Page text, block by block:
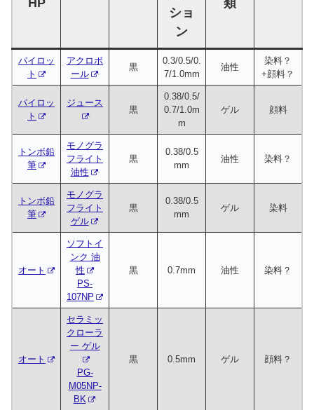
ショ
ン
パイロッ
ト
アクロボ
ール
黒
0.3/0.5/0.
7/1.0mm
油性
染料？
+顔料？
パイロッ
ト
ジュース
黒
0.38/0.5/
0.7/1.0m
m
ゲル 顔料
トンボ鉛
筆
モノグラ
フライト
油性
黒
0.38/0.5
mm
油性 染料？
トンボ鉛
筆
モノグラ
フライト
ゲル
黒
0.38/0.5
mm
ゲル 染料
オート
ソフトイ
ンク 油
性
PS-
107NP
黒 0.7mm 油性 染料？
オート
セラミッ
クローラ
ー ゲル
PG-
M05NP-
BK
黒 0.5mm ゲル 顔料？